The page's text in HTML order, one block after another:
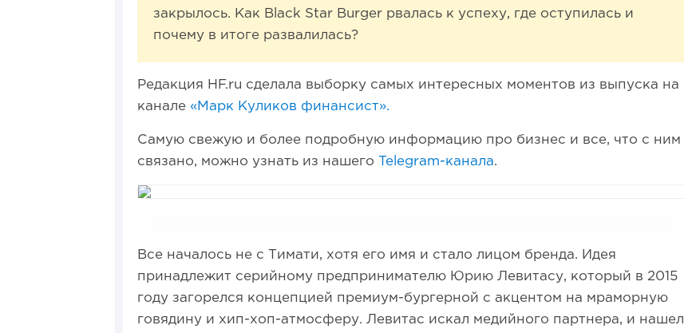
закрылось. Как Black Star Burger рвалась к успеху, где оступилась и
почему в итоге развалилась?
Редакция HF.ru сделала выборку самых интересных моментов из выпуска на
канале «Марк Куликов финансист».
Самую свежую и более подробную информацию про бизнес и все, что с ним
связано, можно узнать из нашего
Telegram-канала.
Все началось не с Тимати, хотя его имя и стало лицом бренда. Идея
принадлежит серийному предпринимателю Юрию Левитасу, который в 2015
году загорелся концепцией премиум-бургерной с акцентом на мраморную
говядину и хип-хоп-атмосферу. Левитас искал медийного партнера, и нашел